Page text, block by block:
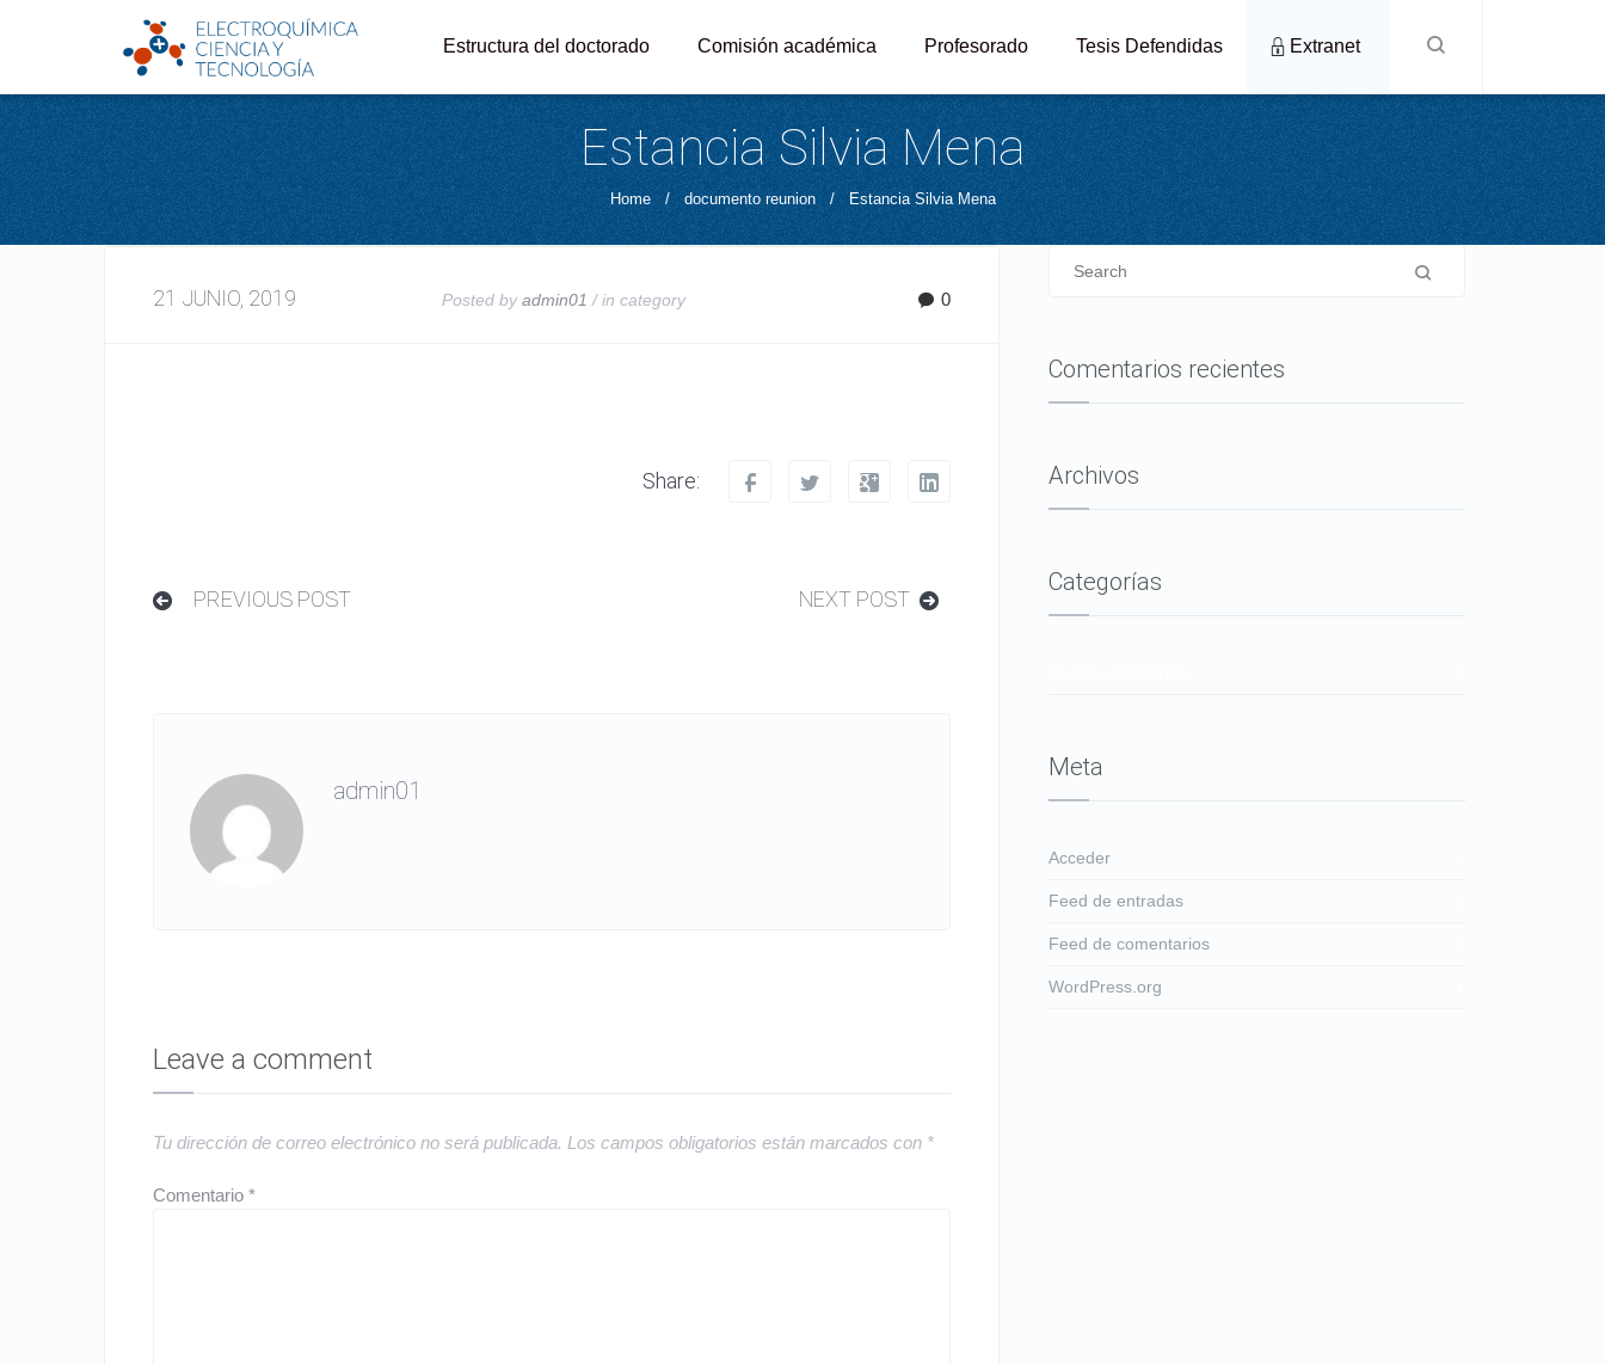
Estructura del doctorado Comisión académica Profesorado Tesis Defendidas Extranet
Estancia Silvia Mena
Home / documento reunion / Estancia Silvia Mena
21 JUNIO, 2019 Posted byadmin01 / incategory 0
Share:
PREVIOUS POST NEXT POST
admin01
Leave a comment
Tu dirección de correo electrónico no será publicada. Los campos obligatorios están marcados con *
Comentario *
Comentarios recientes
Archivos
Categorías
Meta
Acceder
Feed de entradas
Feed de comentarios
WordPress.org